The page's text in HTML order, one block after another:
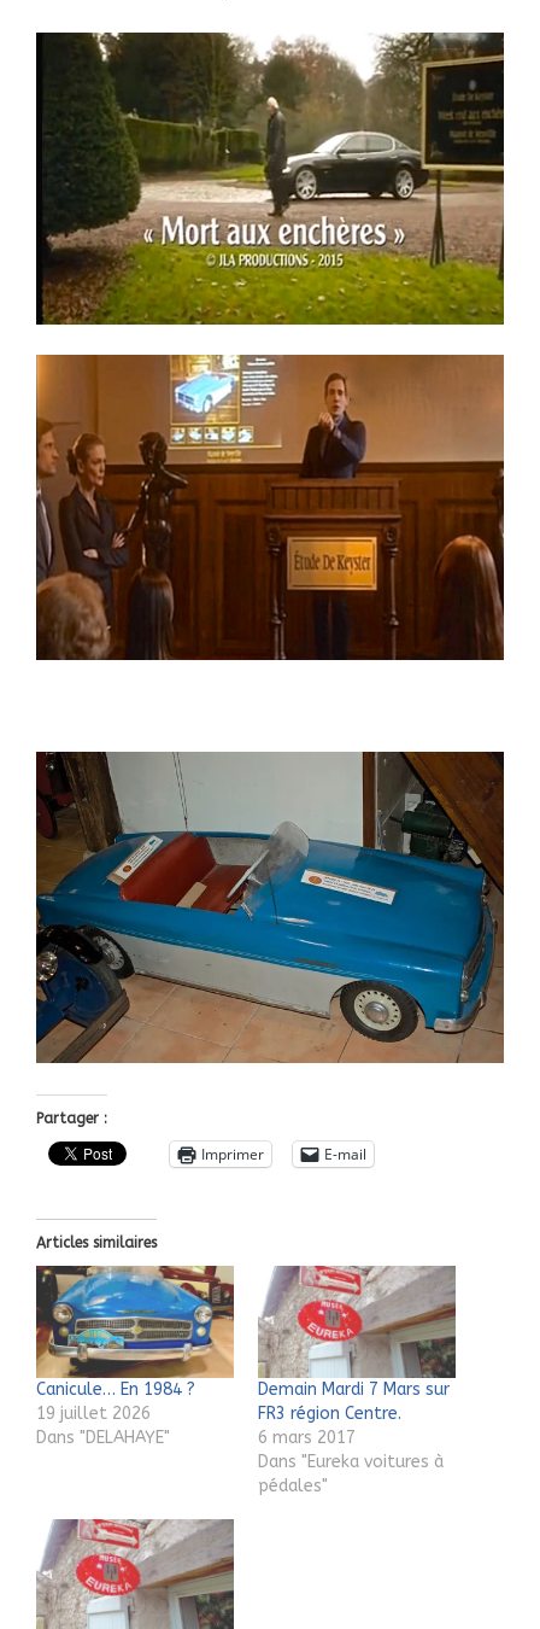
Partager :
Imprimer E-mail
Articles similaires
Canicule… En 1984 ?
19 juillet 2026
Dans "DELAHAYE"
Demain Mardi 7 Mars sur
FR3 région Centre.
6 mars 2017
Dans "Eureka voitures à
pédales"